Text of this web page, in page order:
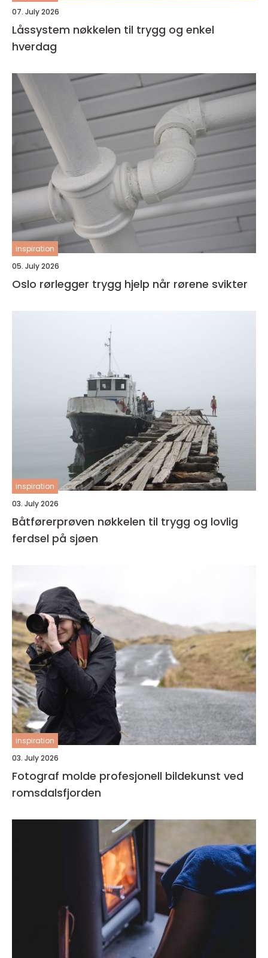
07. July 2026
Låssystem nøkkelen til trygg og enkel
hverdag
inspiration
05. July 2026
Oslo rørlegger trygg hjelp når rørene svikter
inspiration
03. July 2026
Båtførerprøven nøkkelen til trygg og lovlig
ferdsel på sjøen
inspiration
03. July 2026
Fotograf molde profesjonell bildekunst ved
romsdalsfjorden